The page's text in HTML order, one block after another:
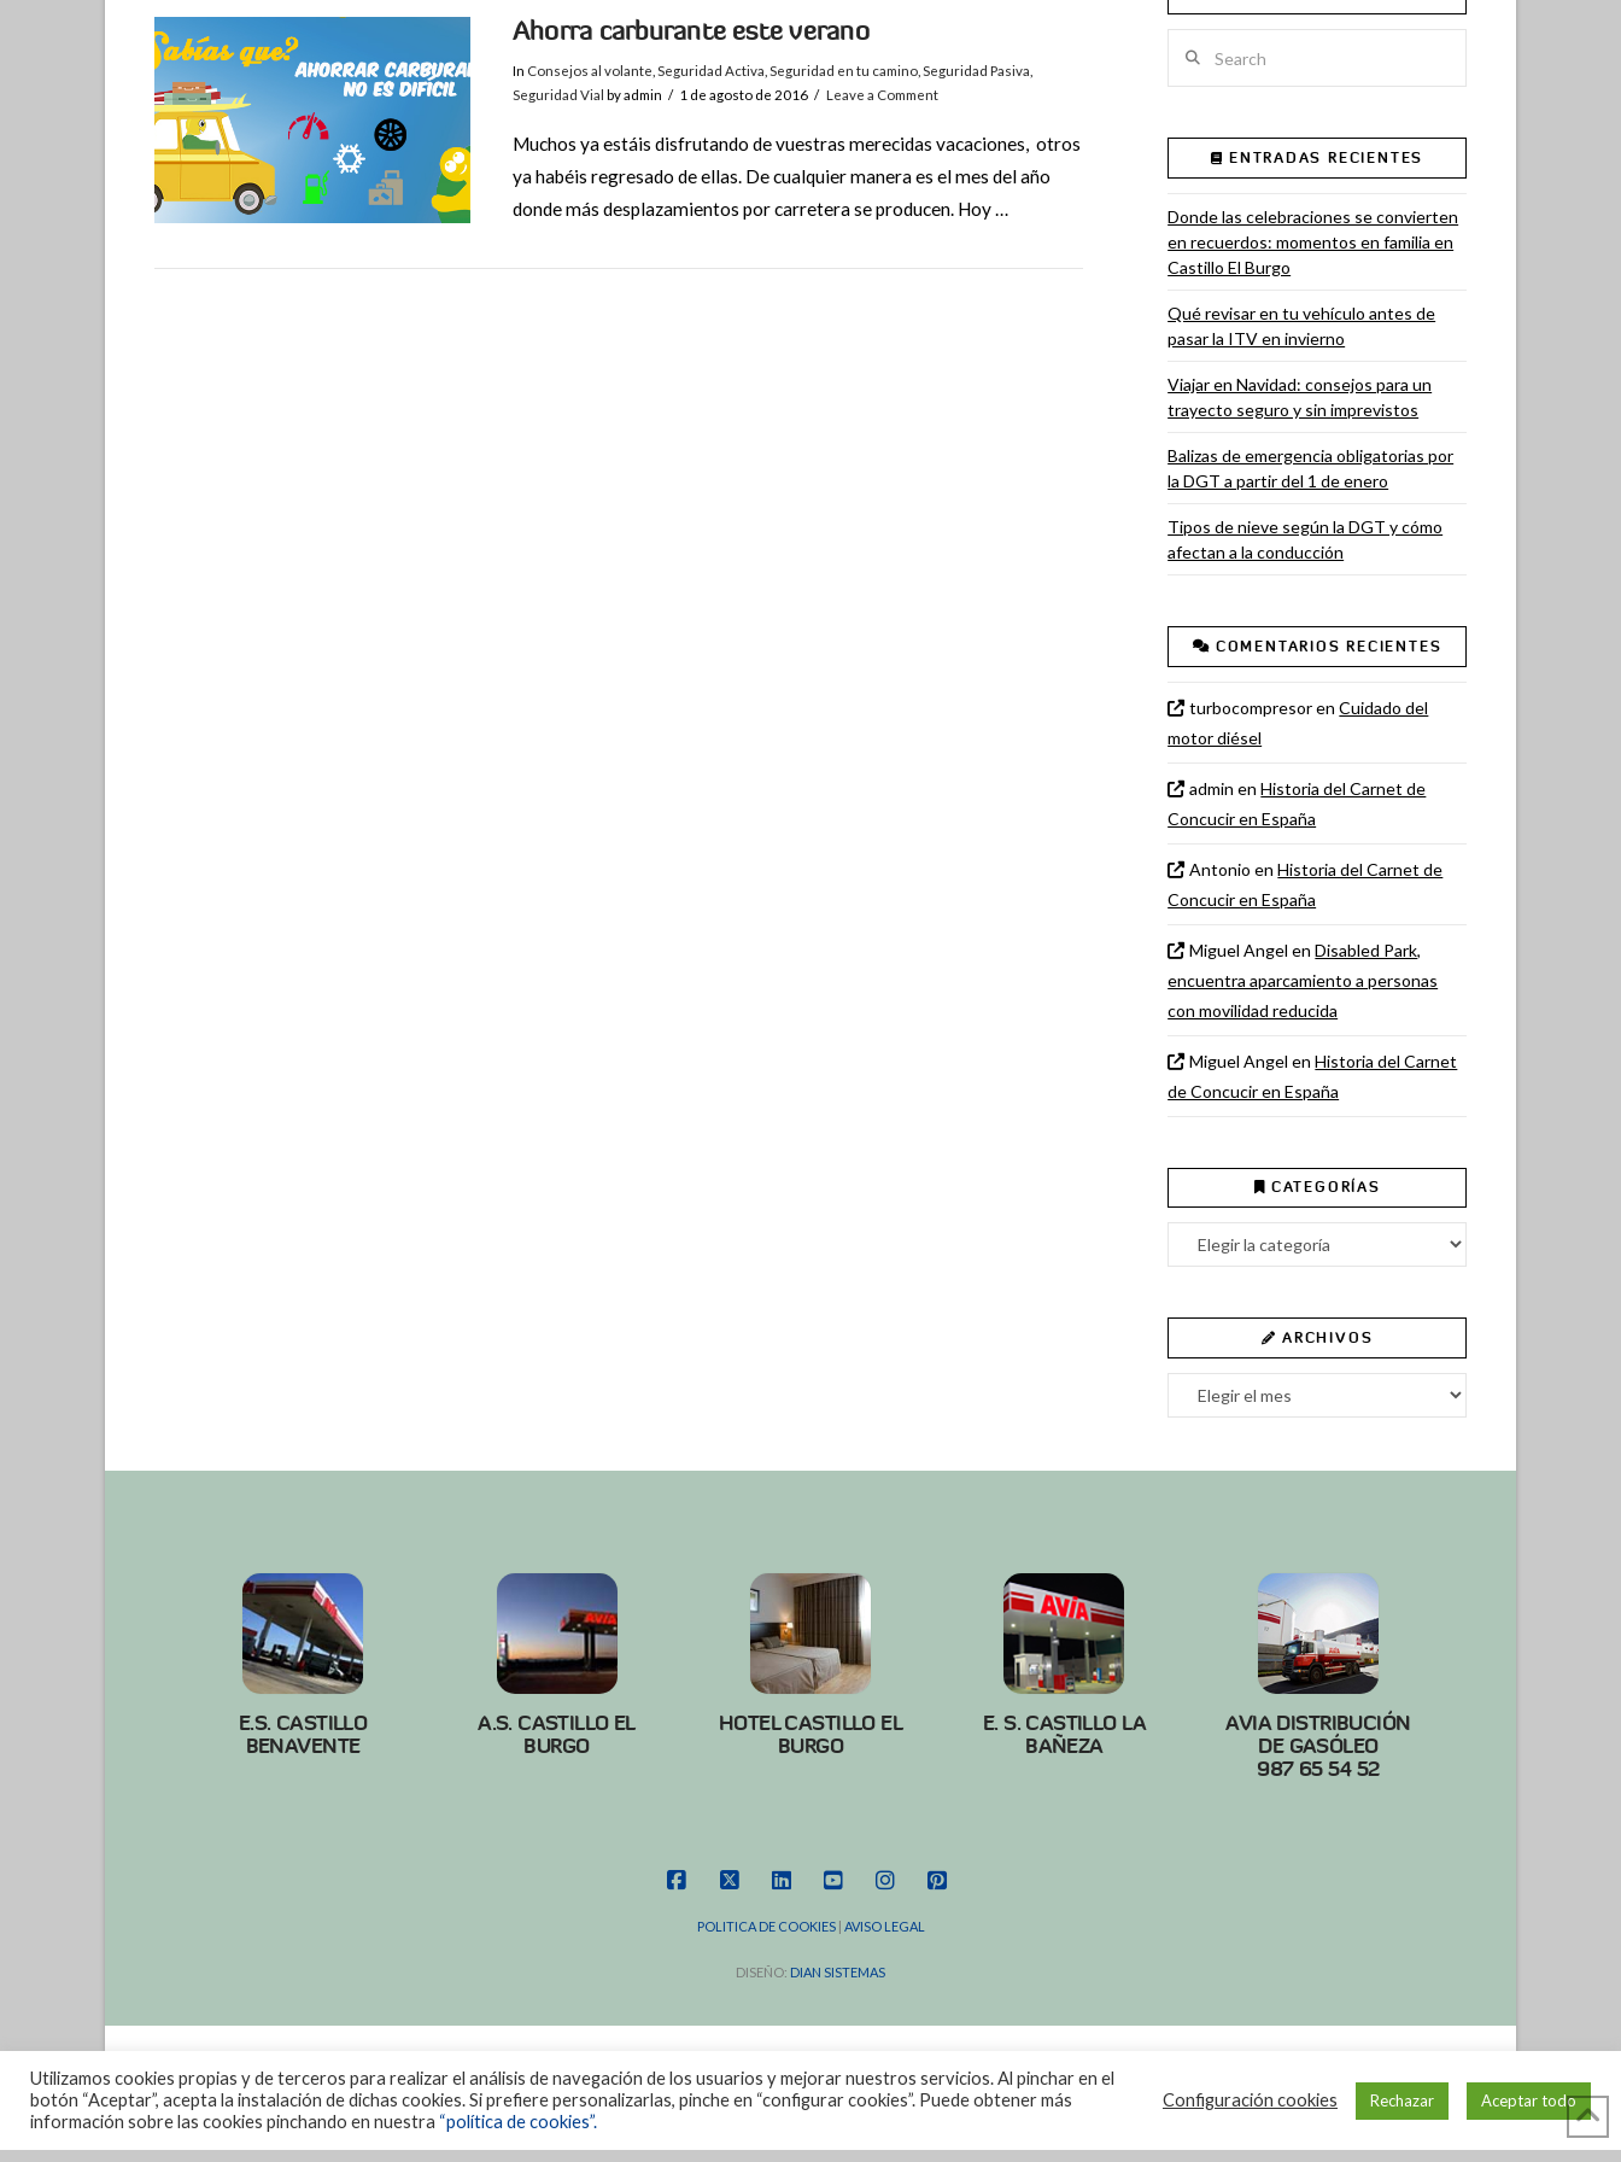
Ahorra carburante este verano
In Consejos al volante Seguridad Activa Seguridad en tu camino, Seguridad Pasiva
Seguridad Vial by admin 1 de agosto de 2016 Leave a Comment
Muchos ya estáis disfrutando de vuestras merecidas vacaciones, otros
ya habéis regresado de ellas. De cualquier manera es el mes del año
donde más desplazamientos por carretera se producen. Hoy …
ENTRADAS RECIENTES
Donde las celebraciones se convierten
en recuerdos: momentos en familia en
Castillo El Burgo
Qué revisar en tu vehículo antes de
pasar la ITV en invierno
Viajar en Navidad: consejos para un
trayecto seguro y sin imprevistos
Balizas de emergencia obligatorias por
la DGT a partir del 1 de enero
Tipos de nieve según la DGT y cómo
afectan a la conducción
COMENTARIOS RECIENTES
turbocompresorenCuidado del
motor diésel
admin enHistoria del Carnet de
Concucir en España
Antonio enHistoria del Carnet de
Concucir en España
Miguel Angel enDisabled Park,
encuentra aparcamiento a personas
con movilidad reducida
Miguel Angel enHistoria del Carnet
de Concucir en España
CATEGORÍAS
Categorías
ARCHIVOS
Archivos
E.S. CASTILLO
BENAVENTE
A.S. CASTILLO EL
BURGO
HOTEL CASTILLO EL
BURGO
E. S. CASTILLO LA
BAÑEZA
AVIA DISTRIBUCIÓN
DE GASÓLEO
987 65 54 52
POLITICA DE COOKIES| AVISO LEGAL
DISEÑO: DIAN SISTEMAS
Utilizamos cookies propias y de terceros para realizar el análisis de navegación de los usuarios y mejorar nuestros servicios. Al pinchar en el
botón “Aceptar”, acepta la instalación de dichas cookies. Si prefiere personalizarlas, pinche en “configurar cookies”. Puede obtener más
información sobre las cookies pinchando en nuestra “política de cookies”.
Configuración cookies Rechazar Aceptar todo